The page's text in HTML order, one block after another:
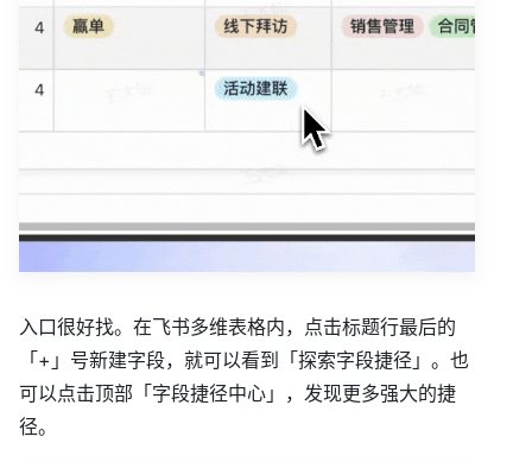
入口很好找。在飞书多维表格内，点击标题行最后的
「+」号新建字段，就可以看到「探索字段捷径」。也
可以点击顶部「字段捷径中心」，发现更多强大的捷
径。